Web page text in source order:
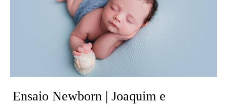
Ensaio Newborn | Joaquim e